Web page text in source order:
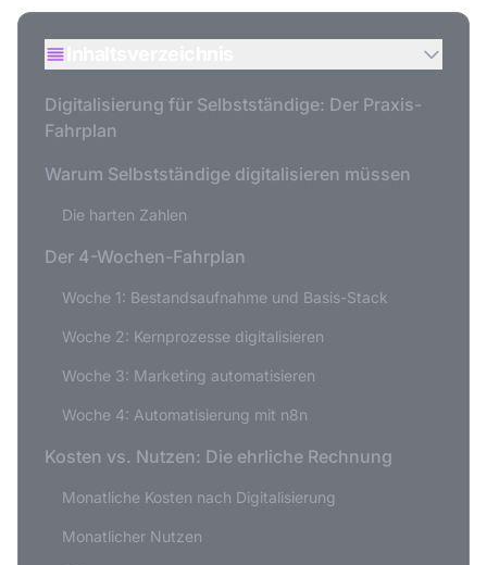
Digitalisierung für Selbstständige: Der Praxis-
Fahrplan
Warum Selbstständige digitalisieren müssen
Die harten Zahlen
Der 4-Wochen-Fahrplan
Woche 1: Bestandsaufnahme und Basis-Stack
Woche 2: Kernprozesse digitalisieren
Woche 3: Marketing automatisieren
Woche 4: Automatisierung mit n8n
Kosten vs. Nutzen: Die ehrliche Rechnung
Monatliche Kosten nach Digitalisierung
Monatlicher Nutzen